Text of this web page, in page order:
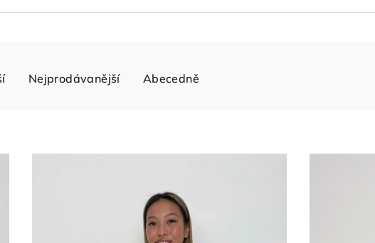
Nejprodávanější Abecedně